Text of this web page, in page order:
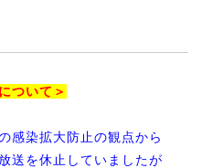
ついて＞
感染拡大防止の観点から
送を休止していましたが